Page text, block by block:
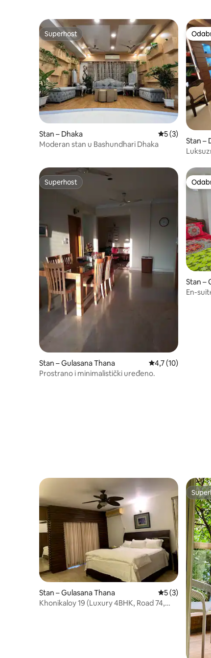
Superhost
Superhost
Stan – Dhaka Prosječna
5 (3)
Moderan stan u Bashundhari Dhaka
Stan –
Superhost
Superhost
Stan – Gulasana Thana Prosječna ocjena:
4,7 (10)
Prostrano i minimalistički uređeno.
Stan –
En-
Stan – Gulasana Thana Prosječna
5 (3)
Khonikaloy 19 (Luxury 4BHK, Road 74,